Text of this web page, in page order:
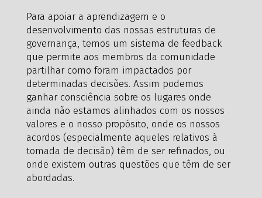
Para apoiar a aprendizagem e o
desenvolvimento das nossas estruturas de
governança, temos um sistema de feedback
que permite aos membros da comunidade
partilhar como foram impactados por
determinadas decisões. Assim podemos
ganhar consciência sobre os lugares onde
ainda não estamos alinhados com os nossos
valores e o nosso propósito, onde os nossos
acordos (especialmente aqueles relativos à
tomada de decisão) têm de ser refinados, ou
onde existem outras questões que têm de ser
abordadas.